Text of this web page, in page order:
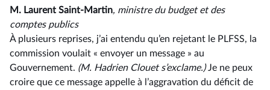
M. Laurent Saint-Martin, ministre du budget et des
comptes publics
À plusieurs reprises, j’ai entendu qu’en rejetant le PLFSS, la
commission voulait « envoyer un message » au
Gouvernement. (M. Hadrien Clouet s’exclame.)Je ne peux
croire que ce message appelle à l’aggravation du déficit de